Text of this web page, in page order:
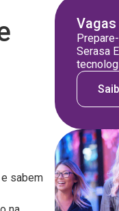
sabem
Vagas
Serasa